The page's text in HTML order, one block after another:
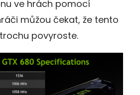
ve hrách pomocí
můžou čekat, že tento
povyroste.